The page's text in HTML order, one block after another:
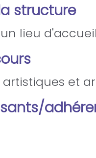
structure
lieu
et